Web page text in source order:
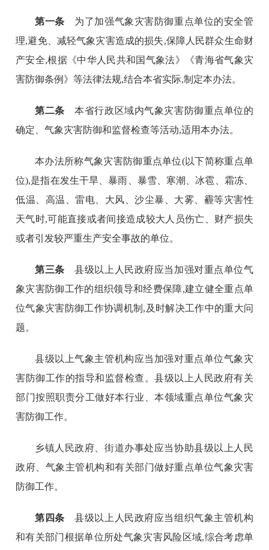
第一条
为了加强气象灾害防御重点单位的安全管
理,避免、减轻气象灾害造成的损失,保障人民群众生命财
产安全,根据《中华人民共和国气象法》《青海省气象灾
害防御条例》等法律法规,结合本省实际,制定本办法。
第二条 本省行政区域内气象灾害防御重点单位的
确定、气象灾害防御和监督检查等活动,适用本办法。
本办法所称气象灾害防御重点单位(以下简称重点单
位),是指在发生干旱、暴雨、暴雪、寒潮、冰雹、霜冻、
低温、高温、雷电、大风、沙尘暴、大雾、霾等灾害性
天气时,可能直接或者间接造成较大人员伤亡、财产损失
或者引发较严重生产安全事故的单位。
第三条 县级以上人民政府应当加强对重点单位气
象灾害防御工作的组织领导和经费保障,建立健全重点单
位气象灾害防御工作协调机制,及时解决工作中的重大问
题。
县级以上气象主管机构应当加强对重点单位气象灾
害防御工作的指导和监督检查。县级以上人民政府有关
部门按照职责分工做好本行业、本领域重点单位气象灾
害防御工作。
乡镇人民政府、街道办事处应当协助县级以上人民
政府、气象主管机构和有关部门做好重点单位气象灾害
防御工作。
第四条 县级以上人民政府应当组织气象主管机构
和有关部门根据单位所处气象灾害风险区域,综合考虑单